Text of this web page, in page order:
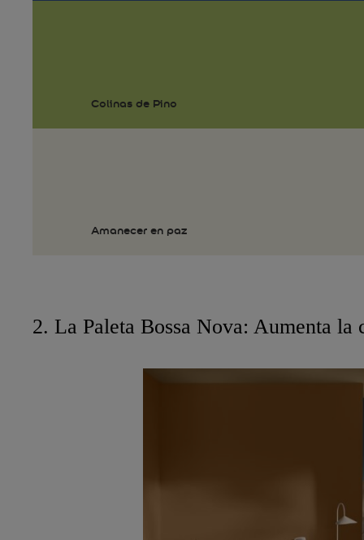
Colinas de Pino
Amanecer en paz
2. La Paleta Bossa Nova: Aumenta la